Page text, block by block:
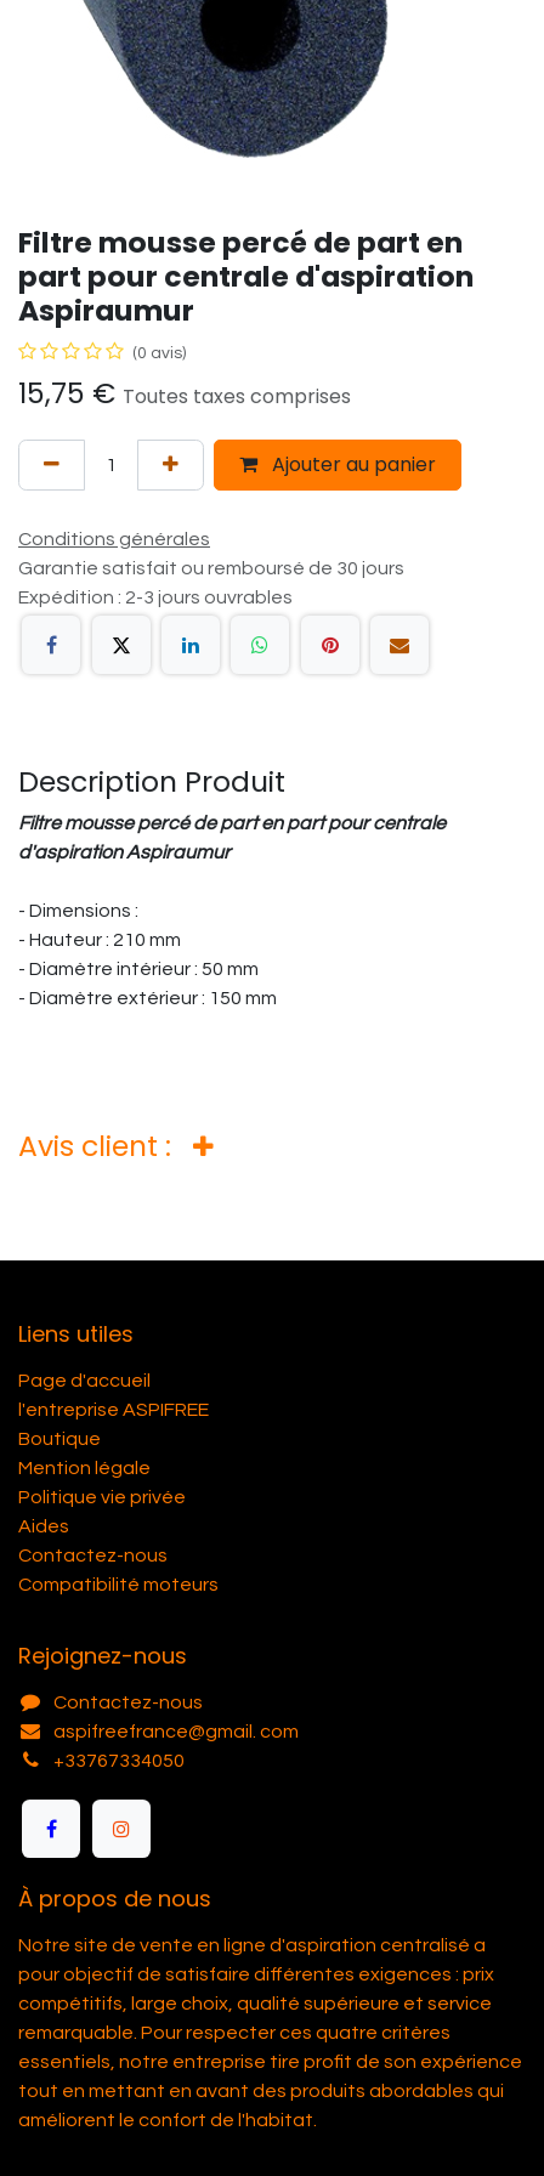
Filtre mousse percé de part en
part pour centrale d'aspiration
Aspiraumur
(0 avis)
15,75 € Toutes taxes comprises
Ajouter au panier
Conditions générales
Garantie satisfait ou remboursé de 30 jours
Expédition : 2-3 jours ouvrables
Description Produit
Filtre mousse percé de part en part pour centrale
d'aspiration Aspiraumur
- Dimensions :
- Hauteur : 210 mm
- Diamètre intérieur : 50 mm
- Diamètre extérieur : 150 mm
Avis client :
Liens utiles
Page d'accueil
l'entreprise ASPIFREE
Boutique
Mention légale
Politique vie privée
Aides
Contactez-nous
Compatibilité moteurs
Rejoignez-nous
Contactez-nous
aspifreefrance@gmail. com
+33767334050
À propos de nous
Notre site de vente en ligne d'aspiration centralisé a
pour objectif de satisfaire différentes exigences : prix
compétitifs, large choix, qualité supérieure et service
remarquable. Pour respecter ces quatre critères
essentiels, notre entreprise tire profit de son expérience
tout en mettant en avant des produits abordables qui
améliorent le confort de l'habitat.